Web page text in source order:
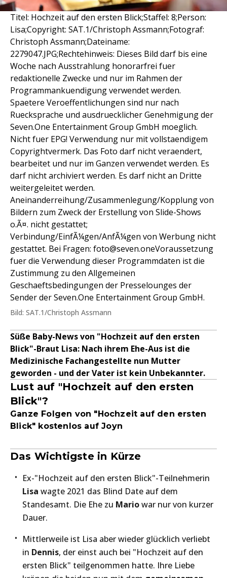
Titel: Hochzeit auf den ersten Blick;Staffel: 8;Person:
Lisa;Copyright: SAT.1/Christoph Assmann;Fotograf:
Christoph Assmann;Dateiname:
2279047.JPG;Rechtehinweis: Dieses Bild darf bis eine
Woche nach Ausstrahlung honorarfrei fuer
redaktionelle Zwecke und nur im Rahmen der
Programmankuendigung verwendet werden.
Spaetere Veroeffentlichungen sind nur nach
Ruecksprache und ausdruecklicher Genehmigung der
Seven.One Entertainment Group GmbH moeglich.
Nicht fuer EPG! Verwendung nur mit vollstaendigem
Copyrightvermerk. Das Foto darf nicht veraendert,
bearbeitet und nur im Ganzen verwendet werden. Es
darf nicht archiviert werden. Es darf nicht an Dritte
weitergeleitet werden.
Aneinanderreihung/Zusammenlegung/Kopplung von
Bildern zum Zweck der Erstellung von Slide-Shows
o.Ã¤. nicht gestattet;
Verbindung/EinfÃ¼gen/AnfÃ¼gen von Werbung nicht
gestattet. Bei Fragen: foto@seven.oneVoraussetzung
fuer die Verwendung dieser Programmdaten ist die
Zustimmung zu den Allgemeinen
Geschaeftsbedingungen der Presselounges der
Sender der Seven.One Entertainment Group GmbH.
Bild: SAT.1/Christoph Assmann
Süße Baby-News von "Hochzeit auf den ersten
Blick"-Braut Lisa: Nach ihrem Ehe-Aus ist die
Medizinische Fachangestellte nun Mutter
geworden - und der Vater ist kein Unbekannter.
Lust auf "Hochzeit auf den ersten
Blick"?
Ganze Folgen von "Hochzeit auf den ersten
Blick" kostenlos auf Joyn
Das Wichtigste in Kürze
Ex-"Hochzeit auf den ersten Blick"-Teilnehmerin
Lisa wagte 2021 das Blind Date auf dem
Standesamt. Die Ehe zu Mariowar nur von kurzer
Dauer.
Mittlerweile ist Lisa aber wieder glücklich verliebt
in Dennis, der einst auch bei "Hochzeit auf den
ersten Blick" teilgenommen hatte. Ihre Liebe